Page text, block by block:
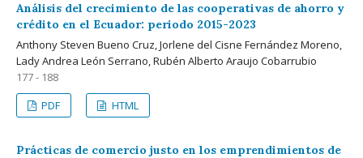
Análisis del crecimiento de las cooperativas de ahorro y
crédito en el Ecuador: periodo 2015-2023
Anthony Steven Bueno Cruz, Jorlene del Cisne Fernández Moreno,
Lady Andrea León Serrano, Rubén Alberto Araujo Cobarrubio
177 - 188
PDF
HTML
Prácticas de comercio justo en los emprendimientos de